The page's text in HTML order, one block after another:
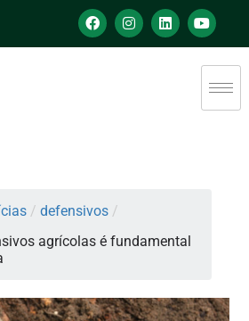
/ defensivos /
agrícolas é fundamental